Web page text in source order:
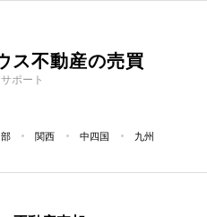
ス不動産の売買
ポート
関西 中四国 九州